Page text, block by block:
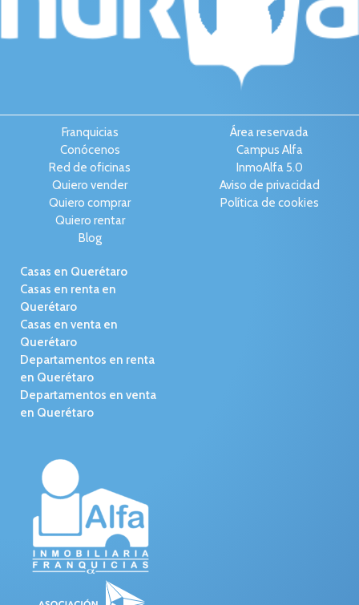
Franquicias
Conócenos
Red de oficinas
Quiero vender
Quiero comprar
Quiero rentar
Blog
Área reservada
Campus Alfa
InmoAlfa 5.0
Aviso de privacidad
Política de cookies
Casas en Querétaro
Casas en renta en
Querétaro
Casas en venta en
Querétaro
Departamentos en renta
en Querétaro
Departamentos en venta
en Querétaro